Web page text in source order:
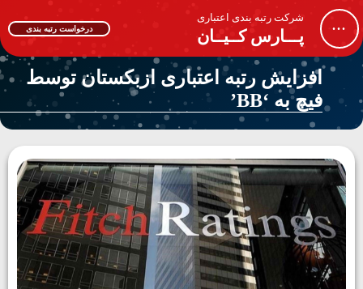
...
شرکت رتبه بندی اعتباری
پـــارس کــیــان درخواست رتبه بندی
افزایش رتبه اعتباری ازبکستان توسط
فیچ به ‘BB’